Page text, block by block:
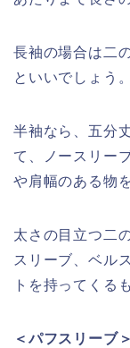
長袖の場合は二
といいでしょう。
半袖なら、五分
て、ノースリー
や肩幅のある物
太さの目立つ二
スリーブ、ベル
トを持ってくる
＜パフスリーブ＞